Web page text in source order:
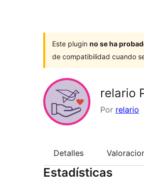
Este plugin no se ha
de compatibilidad cuando
relario
Por relario
Detalles
Estadísticas